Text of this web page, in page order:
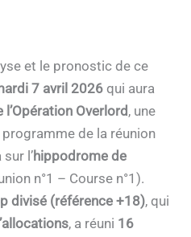
et le pronostic de ce
7 avril 2026 qui aura
l’Opération Overlord , une
de la réunion
l’hippodrome de
n°1 – Course n°1).
divisé (référence +18), qui
, a réuni 16